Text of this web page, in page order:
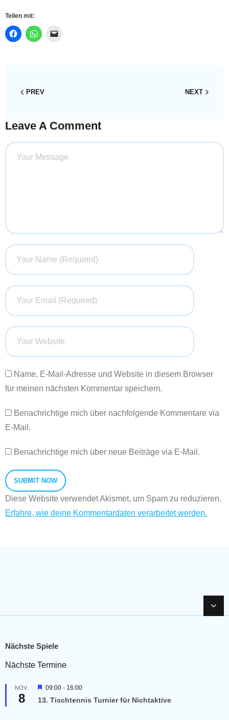
Teilen mit:
PREV NEXT
Leave A Comment
Name, E-Mail-Adresse und Website in diesem Browser
für meinen nächsten Kommentar speichern.
Benachrichtige mich über nachfolgende Kommentare via
E-Mail.
Benachrichtige mich über neue Beiträge via E-Mail.
Diese Website verwendet Akismet, um Spam zu reduzieren.
Erfahre, wie deine Kommentardaten verarbeitet werden.
Nächste Spiele
Nächste Termine
NOV.
8
H
r
09:00 - 16:00
13. Tischtennis Turnier für Nichtaktive